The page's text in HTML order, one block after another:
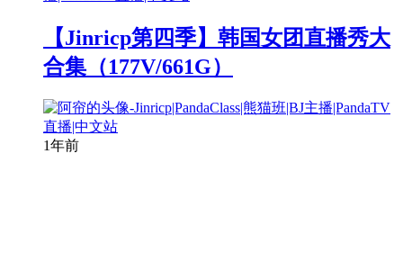
【Jinricp第四季】韩国女团直播秀大
合集（177V/661G）
1年前